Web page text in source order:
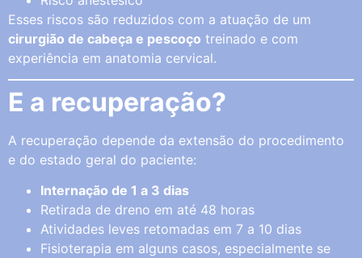
Esses riscos são reduzidos com a atuação de um
cirurgião de cabeça e pescoço treinado e com
experiência em anatomia cervical.
E a recuperação?
A recuperação depende da extensão do procedimento
e do estado geral do paciente:
Internação de 1 a 3 dias
Retirada de dreno em até 48 horas
Atividades leves retomadas em 7 a 10 dias
Fisioterapia em alguns casos, especialmente se